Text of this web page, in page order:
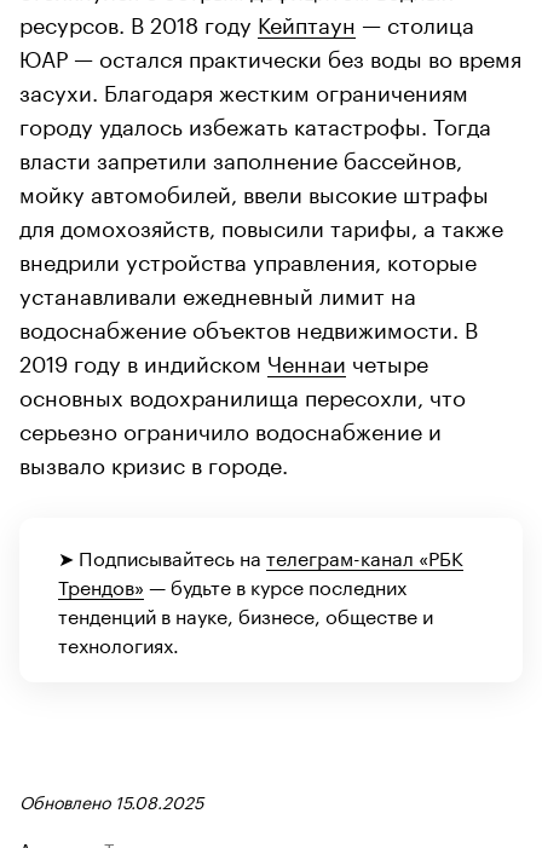
ресурсов. В 2018 году Кейптаун — столица
ЮАР — остался практически без воды во время
засухи. Благодаря жестким ограничениям
городу удалось избежать катастрофы. Тогда
власти запретили заполнение бассейнов,
мойку автомобилей, ввели высокие штрафы
для домохозяйств, повысили тарифы, а также
внедрили устройства управления, которые
устанавливали ежедневный лимит на
водоснабжение объектов недвижимости. В
2019 году в индийском Ченнаи четыре
основных водохранилища пересохли, что
серьезно ограничило водоснабжение и
вызвало кризис в городе.
➤ Подписывайтесь на телеграм-канал «РБК
Трендов» — будьте в курсе последних
тенденций в науке, бизнесе, обществе и
технологиях.
Обновлено 15.08.2025